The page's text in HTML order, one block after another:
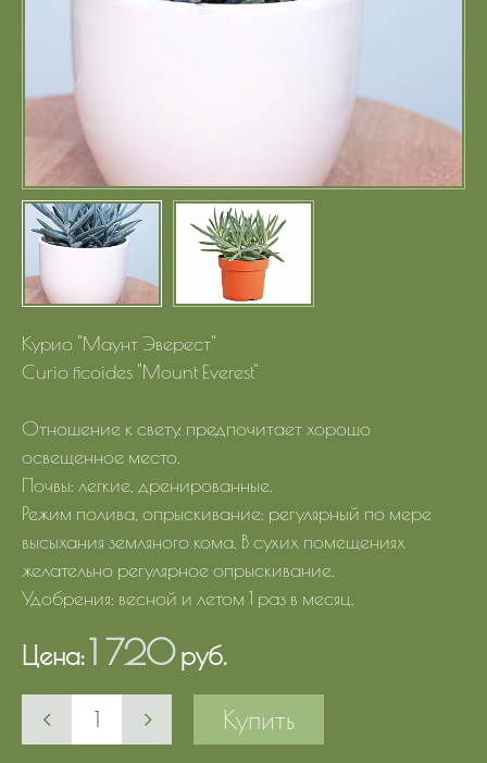
Курио "Маунт Эверест"
Curio ficoides "Mount Everest"
Отношение к свету: предпочитает хорошо
освещенное место.
Почвы: легкие, дренированные.
Режим полива, опрыскивание: регулярный по мере
высыхания земляного кома. В сухих помещениях
желательно регулярное опрыскивание.
Удобрения: весной и летом 1 раз в месяц.
Цена:1 720руб.
Купить